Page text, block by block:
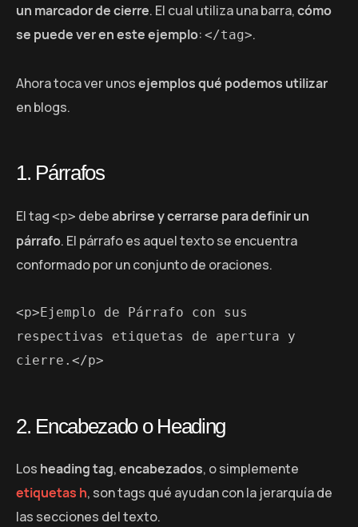
un marcador de cierre. El cual utiliza una barra,cómo
se puede ver en este ejemplo: </tag>.
Ahora toca ver unosejemplos qué podemos utilizar
en blogs.
1. Párrafos
El tag <p> debeabrirse y cerrarse para definir un
párrafo. El párrafo es aquel texto se encuentra
conformado por un conjunto de oraciones.
<p>Ejemplo de Párrafo con sus
respectivas etiquetas de apertura y
cierre.</p>
2. Encabezado o Heading
Los heading tag,encabezados, o simplemente
etiquetas h, son tags qué ayudan con la jerarquía de
las secciones del texto.